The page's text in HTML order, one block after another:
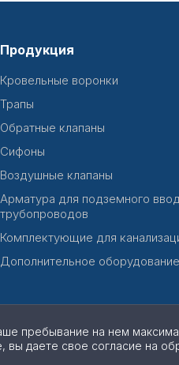
Продукция
Кровельные воронки
Трапы
Обратные клапаны
Сифоны
Воздушные клапаны
Арматура для подземного
трубопроводов
Комплектующие для
Дополнительное оборудование
пребывание на нем
даете свое согласие на